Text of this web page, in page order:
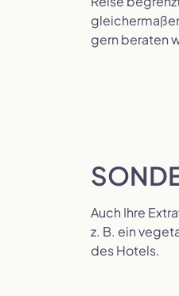
gern beraten
Auch Ihre
z. B. ein
des Hotels.